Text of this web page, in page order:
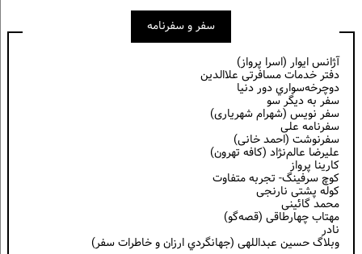
سفر و سفرنامه
آژانس ایوار (اسرا پرواز)
دفتر خدمات مسافرتی علاالدین
دوچرخه‌سواري دور دنيا
سفر به دیگر سو
سفر نویس (شهرام شهریاری)
سفرنامه علی
سفرنوشت (احمد خانی)
عليرضا عالم‌نژاد (كافه تهرون)
کارینا پرواز
کوچ سرفینگ- تجربه متفاوت
کوله پشتی نارنجی
محمد گائینی
مهتاب چهارطاقی (قصه‌گو)
نادر
وبلاگ حسين عبداللهی (جهانگردي ارزان و خاطرات سفر)